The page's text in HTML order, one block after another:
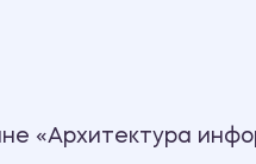
«Архитектура